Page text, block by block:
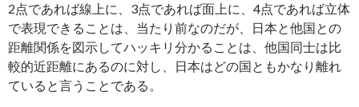
2点であれば線上に、3点であれば面上に、4点であれば立体
で表現できることは、当たり前なのだが、日本と他国との
距離関係を図示してハッキリ分かることは、他国同士は比
較的近距離にあるのに対し、日本はどの国ともかなり離れ
ていると言うことである。